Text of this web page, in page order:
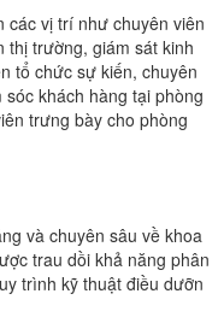
các vị trí như chuyên viên
thị trường, giám sát kinh
tổ chức sự kiến, chuyên
khách hàng tại phòng
trưng bày cho phòng
và chuyên sâu về khoa
trau dồi khả năng phân
trình kỹ thuật điều dưỡn